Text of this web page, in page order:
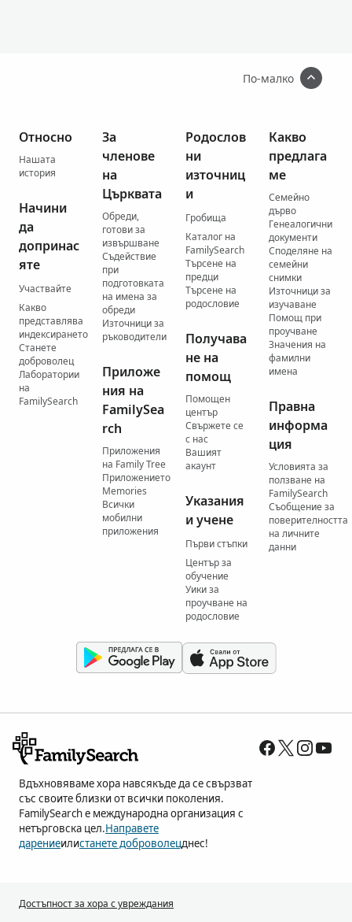
По-малко
Относно
Нашата
история
Начини
да
допринас
яте
Участвайте
Какво
представлява
индексирането
Станете
доброволец
Лаборатории
на
FamilySearch
За
членове
на
Църквата
Обреди,
готови за
извършване
Съдействие
при
подготовката
на имена за
обреди
Източници за
ръководители
Приложе
ния на
FamilySea
rch
Приложения
на Family Tree
Приложението
Memories
Всички
мобилни
приложения
Родослов
ни
източниц
и
Гробища
Каталог на
FamilySearch
Търсене на
предци
Търсене на
родословие
Получава
не на
помощ
Помощен
център
Свържете се
с нас
Вашият
акаунт
Указания
и учене
Първи стъпки
Център за
обучение
Уики за
проучване на
родословие
Какво
предлага
ме
Семейно
дърво
Генеалогични
документи
Споделяне на
семейни
снимки
Източници за
изучаване
Помощ при
проучване
Значения на
фамилни
имена
Правна
информа
ция
Условията за
ползване на
FamilySearch
Съобщение за
поверителността
на личните
данни
Вдъхновяваме хора навсякъде да се свързват
със своите близки от всички поколения.
FamilySearch е международна организация с
нетърговска цел.Направете
дарениеилистанете доброволецднес!
Достъпност за хора с увреждания